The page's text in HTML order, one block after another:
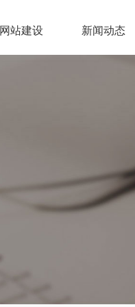
网站建设 新闻动态